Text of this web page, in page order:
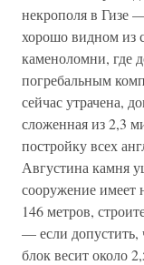
некрополя в Гизе
хорошо видном из
каменоломни, где
погребальным
сейчас утрачена,
сложенная из 2,3
постройку всех
Августина камня
сооружение имеет
146 метров,
— если
блок весит около